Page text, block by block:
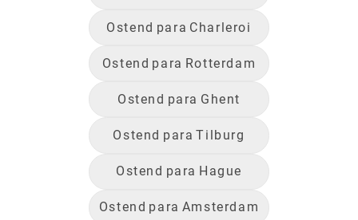
Ostend para Charleroi
Ostend para Rotterdam
Ostend para Ghent
Ostend para Tilburg
Ostend para Hague
Ostend para Amsterdam